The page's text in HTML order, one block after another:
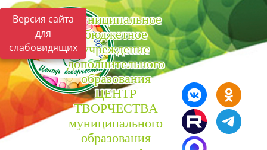
Версия сайта
для
слабовидящих
Муниципальное
бюджетное
учреждение
дополнительного
образования
ЦЕНТР
ТВОРЧЕСТВА
муниципального
образования